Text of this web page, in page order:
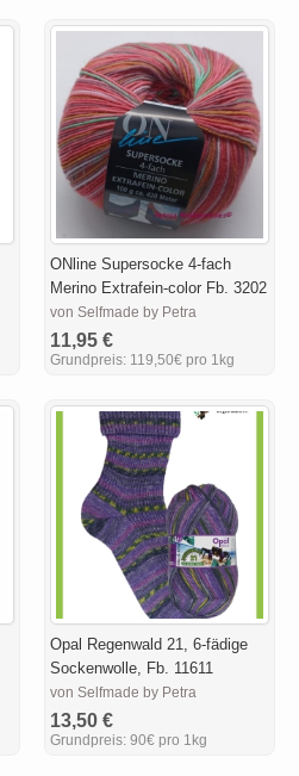
ONline Supersocke 4-fach
Merino Extrafein-color Fb. 3202
von Selfmade by Petra
11,95 €
Grundpreis: 119,50€ pro 1kg
Opal Regenwald 21, 6-fädige
Sockenwolle, Fb. 11611
von Selfmade by Petra
13,50 €
Grundpreis: 90€ pro 1kg